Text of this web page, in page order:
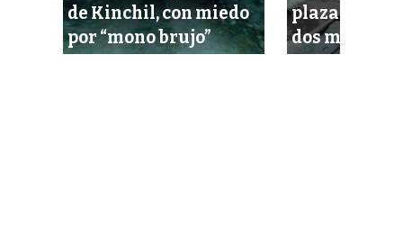
de Kinchil, con miedo
por “mono brujo”
plaza,
dos